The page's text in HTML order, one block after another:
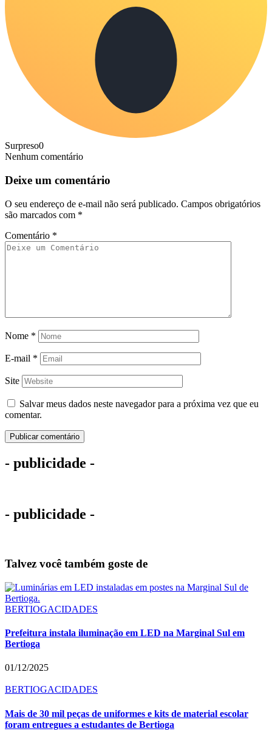
Surpreso0
Nenhum comentário
Deixe um comentário
O seu endereço de e-mail não será publicado. Campos obrigatórios
são marcados com *
Comentário *
Nome *
E-mail *
Site
Salvar meus dados neste navegador para a próxima vez que eu
comentar.
- publicidade -
- publicidade -
Talvez você também goste de
BERTIOGACIDADES
Prefeitura instala iluminação em LED na Marginal Sul em
Bertioga
01/12/2025
BERTIOGACIDADES
Mais de 30 mil peças de uniformes e kits de material escolar
foram entregues a estudantes de Bertioga